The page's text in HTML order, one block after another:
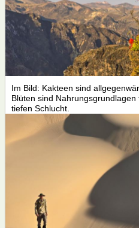
Im Bild: Kakteen sind
Blüten sind
tiefen Schlucht.